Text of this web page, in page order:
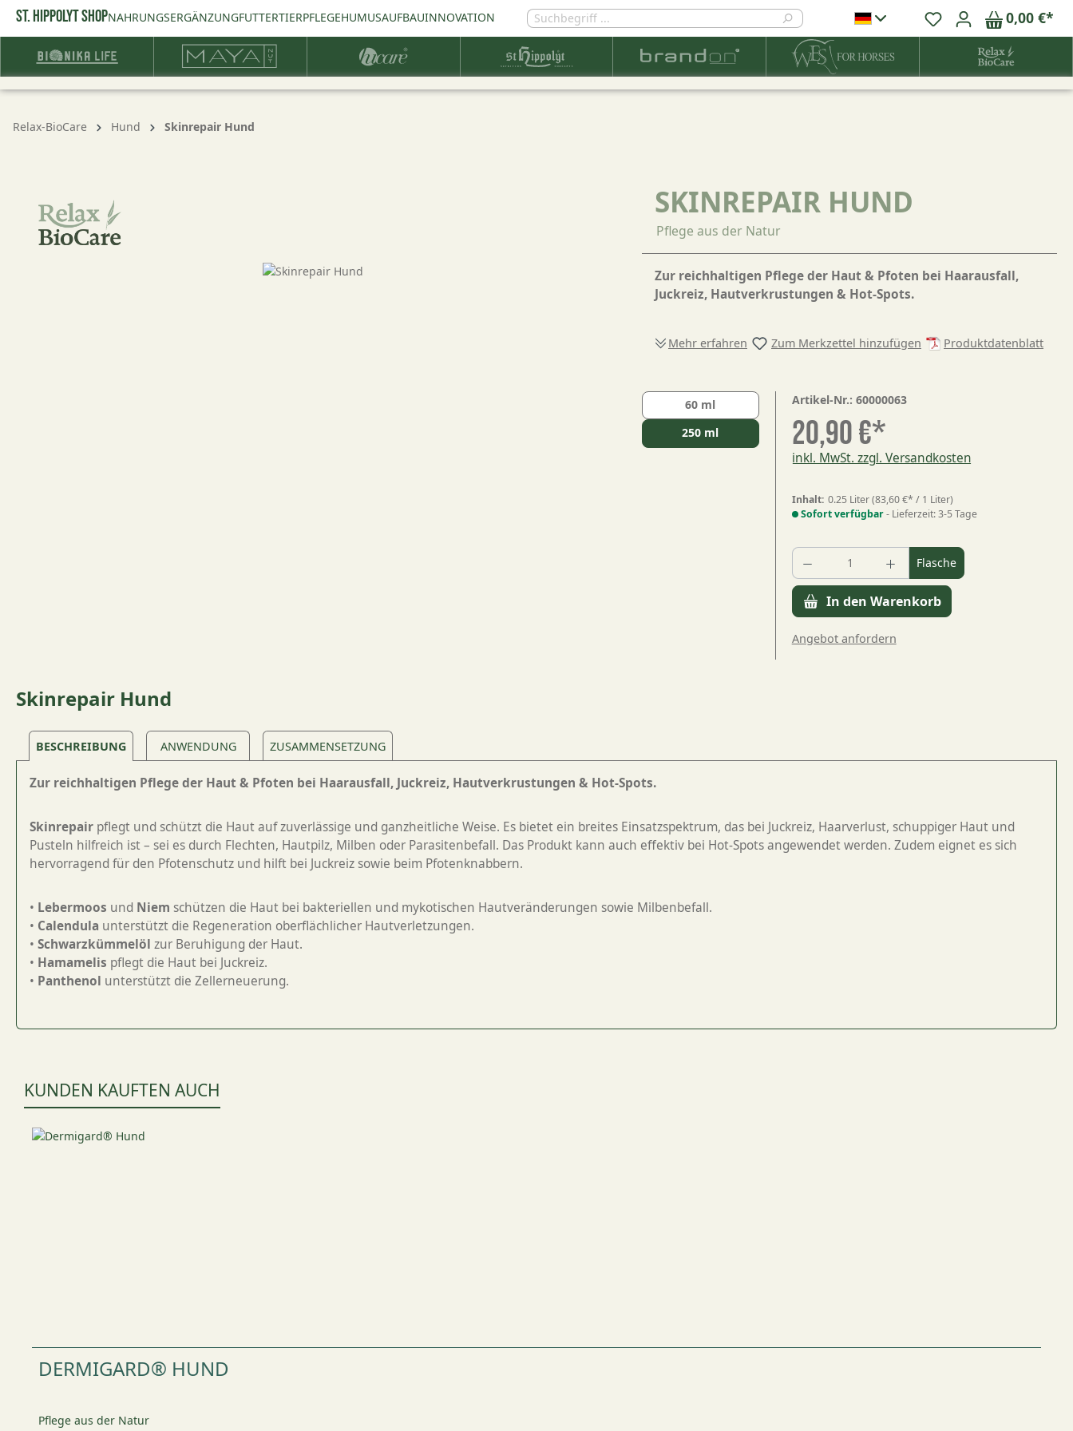
Zur Hauptnavigation springen
ST. HIPPOLYT SHOPNAHRUNGSERGÄNZUNGFUTTERTIERPFLEGEHUMUSAUFBAUINNOVATION 0,00 €*
Relax-BioCare Hund Skinrepair Hund
SKINREPAIR HUND
Pflege aus der Natur
Zur reichhaltigen Pflege der Haut & Pfoten bei Haarausfall,
Juckreiz, Hautverkrustungen & Hot-Spots.
Mehr erfahren Zum Merkzettel hinzufügen Produktdatenblatt
60 ml
250 ml
Artikel-Nr.: 60000063
20,90 €*
inkl. MwSt. zzgl. Versandkosten
Inhalt: 0.25 Liter(83,60 €* / 1 Liter)
Sofort verfügbar- Lieferzeit: 3-5 Tage
Produkt Anzahl: Gib den
Flasche
In den Warenkorb
Angebot anfordern
Skinrepair Hund
BESCHREIBUNG ANWENDUNG ZUSAMMENSETZUNG
Zur reichhaltigen Pflege der Haut & Pfoten bei Haarausfall, Juckreiz, Hautverkrustungen & Hot-Spots.
Skinrepair pflegt und schützt die Haut auf zuverlässige und ganzheitliche Weise. Es bietet ein breites Einsatzspektrum, das bei Juckreiz, Haarverlust, schuppiger Haut und
Pusteln hilfreich ist – sei es durch Flechten, Hautpilz, Milben oder Parasitenbefall. Das Produkt kann auch effektiv bei Hot-Spots angewendet werden. Zudem eignet es sich
hervorragend für den Pfotenschutz und hilft bei Juckreiz sowie beim Pfotenknabbern.
• Lebermoos und Niem schützen die Haut bei bakteriellen und mykotischen Hautveränderungen sowie Milbenbefall.
• Calendula unterstützt die Regeneration oberflächlicher Hautverletzungen.
• Schwarzkümmelöl zur Beruhigung der Haut.
• Hamamelis pflegt die Haut bei Juckreiz.
• Panthenol unterstützt die Zellerneuerung.
KUNDEN KAUFTEN AUCH
DERMIGARD® HUND
Pflege aus der Natur